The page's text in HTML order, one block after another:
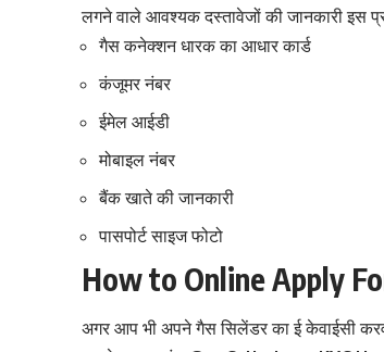
लगने वाले आवश्यक दस्तावेजों की जानकारी इस
गैस कनेक्शन धारक का आधार कार्ड
कंजूमर नंबर
ईमेल आईडी
मोबाइल नंबर
बैंक खाते की जानकारी
पासपोर्ट साइज फोटो
How to Online Apply
अगर आप भी अपने गैस सिलेंडर का ई केवाईसी